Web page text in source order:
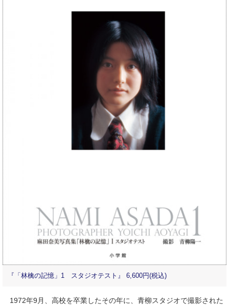
『「林檎の記憶」1 スタジオテスト』 6,600円(税込)
1972年9月、高校を卒業したその年に、青柳スタジオで撮影された